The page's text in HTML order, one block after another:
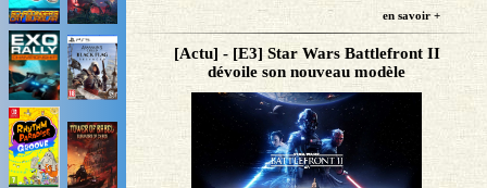
en savoir +
[Actu] - [E3] Star Wars Battlefront II
dévoile son nouveau modèle